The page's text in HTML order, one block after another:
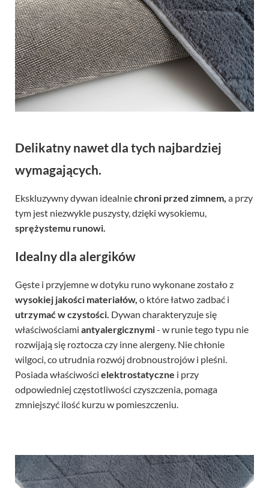
Delikatny nawet dla tych najbardziej
wymagających.
Ekskluzywny dywan idealniechroni przed zimnem, a przy
tym jest niezwykle puszysty, dzięki wysokiemu,
sprężystemu runowi.
Idealny dla alergików
Gęste i przyjemne w dotyku runo wykonane zostało z
wysokiej jakości materiałów, o które łatwo zadbać i
utrzymać w czystości. Dywan charakteryzuje się
właściwościami antyalergicznymi- w runie tego typu nie
rozwijają się roztocza czy inne alergeny. Nie chłonie
wilgoci, co utrudnia rozwój drobnoustrojów i pleśni.
Posiada właściwości elektrostatyczne i przy
odpowiedniej częstotliwości czyszczenia, pomaga
zmniejszyć ilość kurzu w pomieszczeniu.